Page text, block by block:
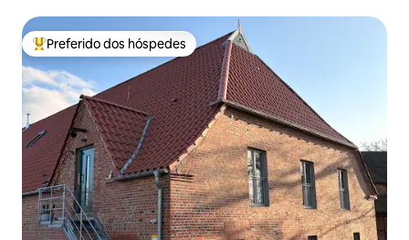
Entre os melhores preferidos dos hóspedes
Preferido dos hóspedes